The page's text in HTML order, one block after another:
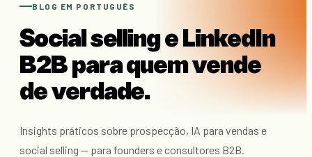
PTEN
Conhecer o Chattie →
BLOG EM PORTUGUÊS
Social selling e LinkedIn
B2B para quem vende
de verdade.
Insights práticos sobre prospecção, IA para vendas e
social selling — para founders e consultores B2B.